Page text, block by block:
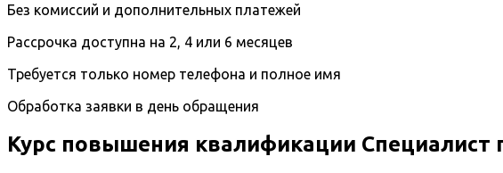
Без комиссий и дополнительных платежей
Рассрочка доступна на 2, 4 или 6 месяцев
Требуется только номер телефона и полное имя
Обработка заявки в день обращения
Курс повышения квалификации